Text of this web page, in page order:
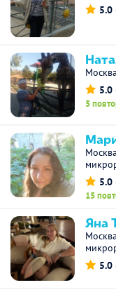
5.0
5.0
5
5.0
15
Яна
5.0